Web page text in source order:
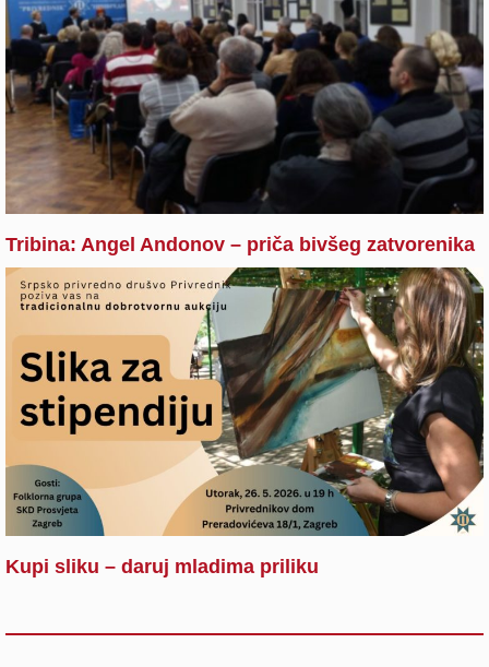
Tribina: Angel Andonov – priča bivšeg zatvorenika
Kupi sliku – daruj mladima priliku